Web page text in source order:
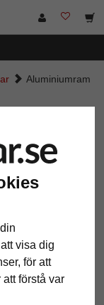
visa dig
för att
förstå var
Aluminiumram